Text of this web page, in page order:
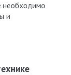
необходимо
и